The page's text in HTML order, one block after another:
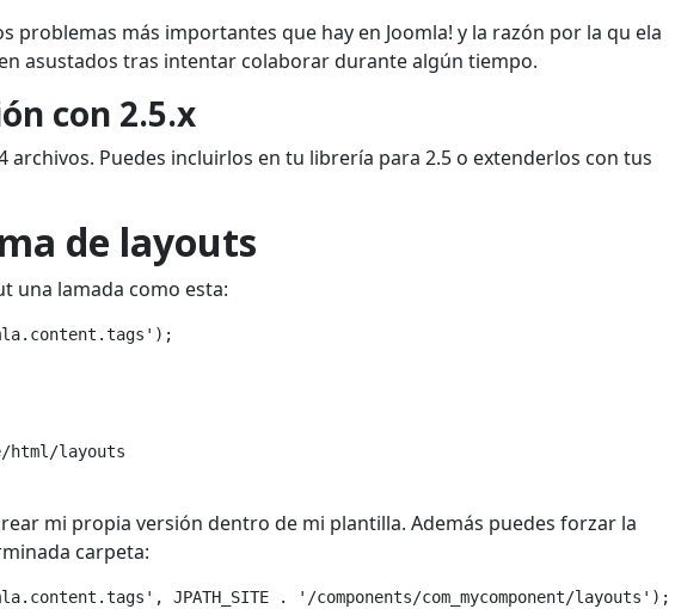
problemas más importantes que hay en Joomla! y la razón por la qu ela
asustados tras intentar colaborar durante algún tiempo.
con 2.5.x
archivos. Puedes incluirlos en tu librería para 2.5 o extenderlos con tus
de layouts
una lamada como esta:
html/layouts
mi propia versión dentro de mi plantilla. Además puedes forzar la
carpeta:
JPATH_SITE . '/components/com_mycomponent/layouts');